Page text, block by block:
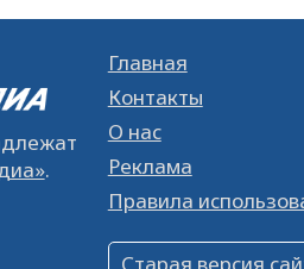
.
Главная
Контакты
О нас
Реклама
Правила